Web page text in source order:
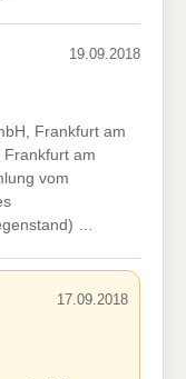
19.09.2018
Frankfurt am
am
vom
…
17.09.2018